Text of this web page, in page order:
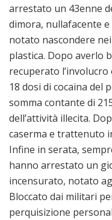
arrestato un 43enne
dimora, nullafacente
notato nascondere
plastica. Dopo averlo
recuperato
18 dosi di cocaina del
somma contante di
dell’attività illecita.
caserma e trattenuto
Infine in serata,
hanno arrestato un
incensurato, notato
Bloccato dai militari
perquisizione